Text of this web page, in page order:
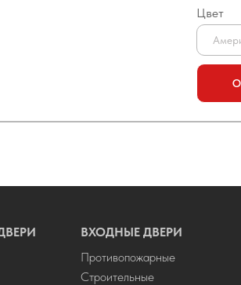
Цвет
ВХОДНЫЕ ДВЕРИ
Противопожарные
Строительные